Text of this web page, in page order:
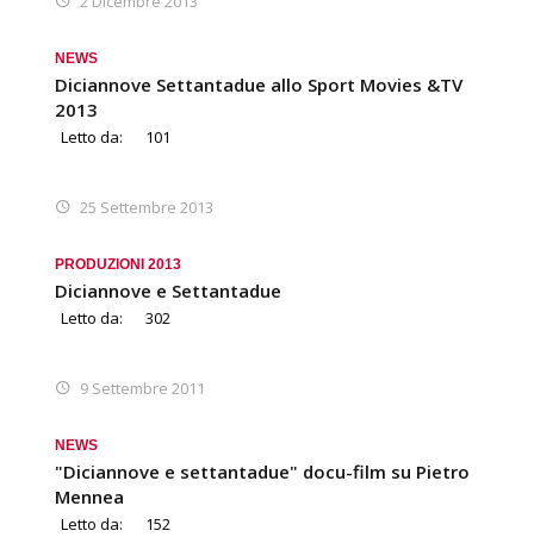
NEWS
Diciannove Settantadue allo Sport Movies &TV
2013
Letto da: 101
25 Settembre 2013
PRODUZIONI 2013
Diciannove e Settantadue
Letto da: 302
9 Settembre 2011
NEWS
"Diciannove e settantadue" docu-film su Pietro
Mennea
Letto da: 152